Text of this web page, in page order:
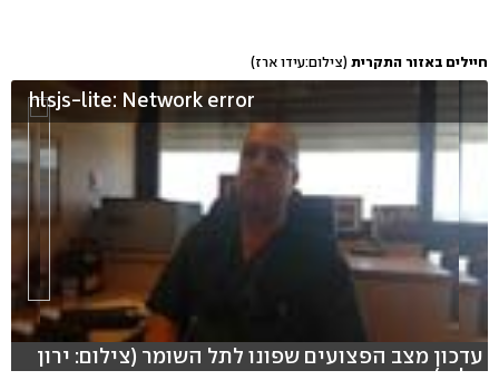
חיילים באזור התקרית (צילום:עידו ארז)
hlsjs-lite: Network error
עדכון מצב הפצועים שפונו לתל השומר (צילום: ירון
קלנר)